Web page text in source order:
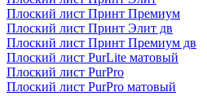
Плоский лист Принт Премиум
Плоский лист Принт Элит дв
Плоский лист Принт Премиум дв
Плоский лист PurLite матовый
Плоский лист PurPro
Плоский лист PurPro матовый